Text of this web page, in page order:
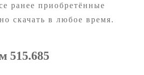
ранее приобретённые
скачать в любое время.
515.685